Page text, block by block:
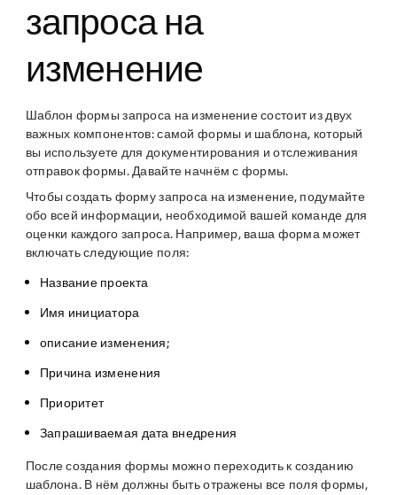
запроса на
изменение
Шаблон формы запроса на изменение состоит из двух
важных компонентов: самой формы и шаблона, который
вы используете для документирования и отслеживания
отправок формы. Давайте начнём с формы.
Чтобы создать форму запроса на изменение, подумайте
обо всей информации, необходимой вашей команде для
оценки каждого запроса. Например, ваша форма может
включать следующие поля:
Название проекта
Имя инициатора
описание изменения;
Причина изменения
Приоритет
Запрашиваемая дата внедрения
После создания формы можно переходить к созданию
шаблона. В нём должны быть отражены все поля формы,